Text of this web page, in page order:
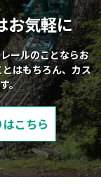
お気軽に
ールのことならお
はもちろん、カス
。
こちら